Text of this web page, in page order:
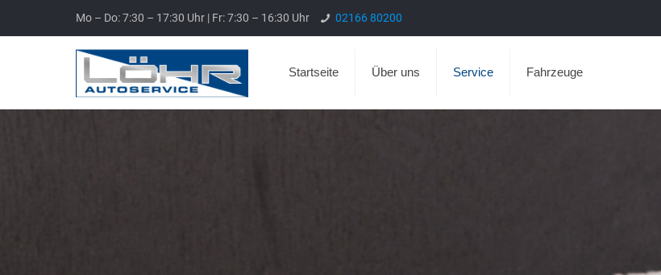
Mo – Do: 7:30 – 17:30 Uhr | Fr: 7:30 – 16:30 Uhr 02166 80200
Startseite Über uns Service Fahrzeuge